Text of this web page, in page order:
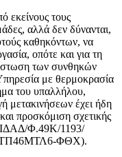
εκείνους τους
αλλά δεν δύνανται,
καθηκόντων, να
οπότε και για τη
των συνθηκών
με θερμοκρασία
του υπαλλήλου,
μετακινήσεων έχει ήδη
προσκόμιση σχετικής
ΔΙΔΑΔ/Φ.49Κ/1193/
ΦΘΧ).